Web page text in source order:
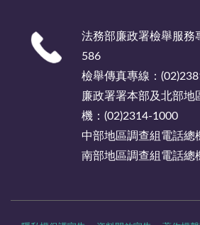
法務部廉政署檢舉服務
586
檢舉傳真專線：
廉政署署本部及北部地
機：(02)2314-1000
中部地區調查組電話總
南部地區調查組電話總